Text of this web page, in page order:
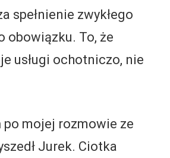
spełnienie zwykłego
obowiązku. To, że
usługi ochotniczo, nie
po mojej rozmowie ze
Jurek. Ciotka